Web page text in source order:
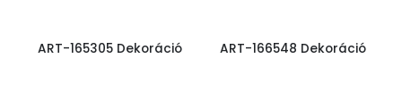
ART-165305 Dekoráció ART-166548 Dekoráció